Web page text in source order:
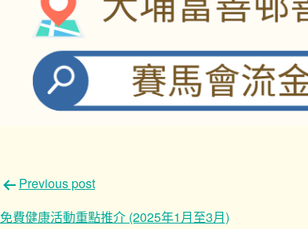
文
章
Previous post
免費健康活動重點推介 (2025年1月至3月)